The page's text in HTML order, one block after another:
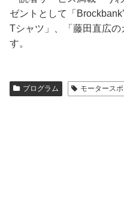
ゼントとして「
Tシャツ」、「藤田直広の
す。
プログラム モータース